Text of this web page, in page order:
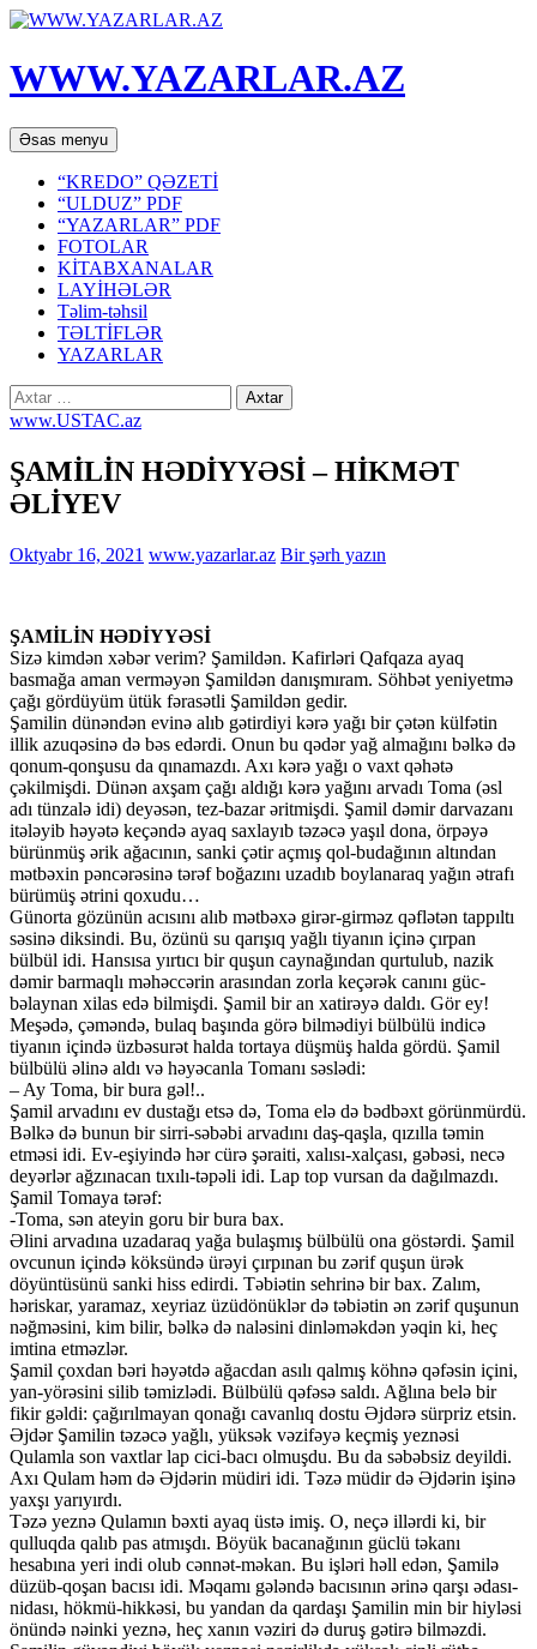
WWW.YAZARLAR.AZ
Axtar
Əsas menyu Mühtəviyyata
keç
“KREDO” QƏZETİ
“ULDUZ” PDF
“YAZARLAR” PDF
FOTOLAR
KİTABXANALAR
LAYİHƏLƏR
Təlim-təhsil
TƏLTİFLƏR
YAZARLAR
Axtarış:
www.USTAC.az
ŞAMİLİN HƏDİYYƏSİ – HİKMƏT
ƏLİYEV
Oktyabr 16, 2021 www.yazarlar.az Bir şərh yazın
ŞAMİLİN HƏDİYYƏSİ
Sizə kimdən xəbər verim? Şamildən. Kafirləri Qafqaza ayaq
basmağa aman verməyən Şamildən danışmıram. Söhbət yeniyetmə
çağı gördüyüm ütük fərasətli Şamildən gedir.
Şamilin dünəndən evinə alıb gətirdiyi kərə yağı bir çətən külfətin
illik azuqəsinə də bəs edərdi. Onun bu qədər yağ almağını bəlkə də
qonum-qonşusu da qınamazdı. Axı kərə yağı o vaxt qəhətə
çəkilmişdi. Dünən axşam çağı aldığı kərə yağını arvadı Toma (əsl
adı tünzalə idi) deyəsən, tez-bazar əritmişdi. Şamil dəmir darvazanı
itələyib həyətə keçəndə ayaq saxlayıb təzəcə yaşıl dona, örpəyə
bürünmüş ərik ağacının, sanki çətir açmış qol-budağının altından
mətbəxin pəncərəsinə tərəf boğazını uzadıb boylanaraq yağın ətrafı
bürümüş ətrini qoxudu…
Günorta gözünün acısını alıb mətbəxə girər-girməz qəflətən tappıltı
səsinə diksindi. Bu, özünü su qarışıq yağlı tiyanın içinə çırpan
bülbül idi. Hansısa yırtıcı bir quşun caynağından qurtulub, nazik
dəmir barmaqlı məhəccərin arasından zorla keçərək canını güc-
bəlaynan xilas edə bilmişdi. Şamil bir an xatirəyə daldı. Gör ey!
Meşədə, çəməndə, bulaq başında görə bilmədiyi bülbülü indicə
tiyanın içində üzbəsurət halda tortaya düşmüş halda gördü. Şamil
bülbülü əlinə aldı və həyəcanla Tomanı səslədi:
– Ay Toma, bir bura gəl!..
Şamil arvadını ev dustağı etsə də, Toma elə də bədbəxt görünmürdü.
Bəlkə də bunun bir sirri-səbəbi arvadını daş-qaşla, qızılla təmin
etməsi idi. Ev-eşiyində hər cürə şəraiti, xalısı-xalçası, gəbəsi, necə
deyərlər ağzınacan tıxılı-təpəli idi. Lap top vursan da dağılmazdı.
Şamil Tomaya tərəf:
-Toma, sən ateyin goru bir bura bax.
Əlini arvadına uzadaraq yağa bulaşmış bülbülü ona göstərdi. Şamil
ovcunun içində köksündə ürəyi çırpınan bu zərif quşun ürək
döyüntüsünü sanki hiss edirdi. Təbiətin sehrinə bir bax. Zalım,
həriskar, yaramaz, xeyriaz üzüdönüklər də təbiətin ən zərif quşunun
nəğməsini, kim bilir, bəlkə də naləsini dinləməkdən yəqin ki, heç
imtina etməzlər.
Şamil çoxdan bəri həyətdə ağacdan asılı qalmış köhnə qəfəsin içini,
yan-yörəsini silib təmizlədi. Bülbülü qəfəsə saldı. Ağlına belə bir
fikir gəldi: çağırılmayan qonağı cavanlıq dostu Əjdərə sürpriz etsin.
Əjdər Şamilin təzəcə yağlı, yüksək vəzifəyə keçmiş yeznəsi
Qulamla son vaxtlar lap cici-bacı olmuşdu. Bu da səbəbsiz deyildi.
Axı Qulam həm də Əjdərin müdiri idi. Təzə müdir də Əjdərin işinə
yaxşı yarıyırdı.
Təzə yeznə Qulamın bəxti ayaq üstə imiş. O, neçə illərdi ki, bir
qulluqda qalıb pas atmışdı. Böyük bacanağının güclü təkanı
hesabına yeri indi olub cənnət-məkan. Bu işləri həll edən, Şamilə
düzüb-qoşan bacısı idi. Məqamı gələndə bacısının ərinə qarşı ədası-
nidası, hökmü-hikkəsi, bu yandan da qardaşı Şamilin min bir hiyləsi
önündə nəinki yeznə, heç xanın vəziri də duruş gətirə bilməzdi.